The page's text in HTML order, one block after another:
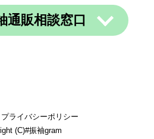
4694
3818
6600
通販相談窓口
プライバシーポリシー
(C)#振袖gram